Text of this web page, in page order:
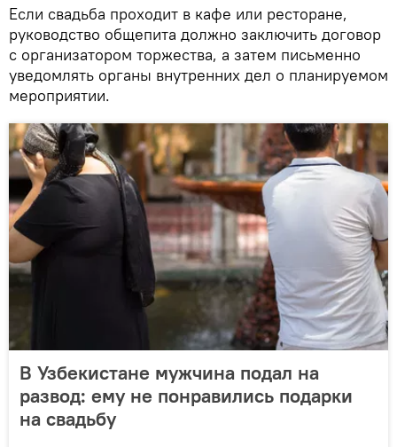
Если свадьба проходит в кафе или ресторане,
руководство общепита должно заключить договор
с организатором торжества, а затем письменно
уведомлять органы внутренних дел о планируемом
мероприятии.
В Узбекистане мужчина подал на
развод: ему не понравились подарки
на свадьбу